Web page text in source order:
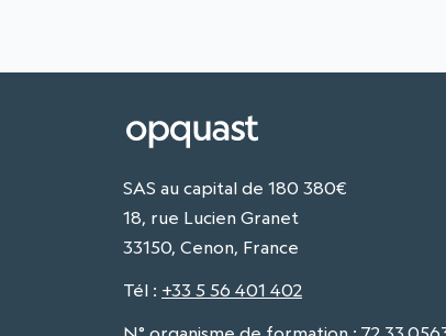
SAS au capital de 180 380€
18, rue Lucien Granet
33150, Cenon, France
Tél : +33 5 56 401 402